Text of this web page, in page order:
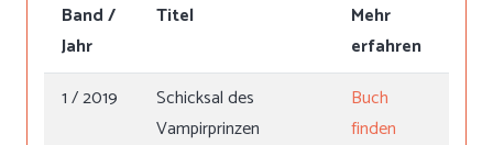
Band /
Jahr
Titel
Mehr
erfahren
1 / 2019
Schicksal des
Vampirprinzen
Buch
finden